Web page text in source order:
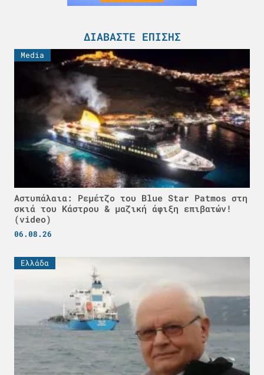
ΔΙΑΒΆΣΤΕ ΕΠΊΣΗΣ
Media
Αστυπάλαια: Ρεμέτζο του Blue Star Patmos στη
σκιά του Κάστρου & μαζική άφιξη επιβατών!
(video)
06.08.26
Ελλάδα